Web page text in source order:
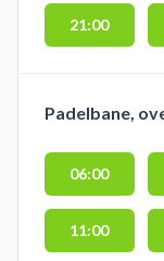
21:00
Padelbane,
06:00
11:00